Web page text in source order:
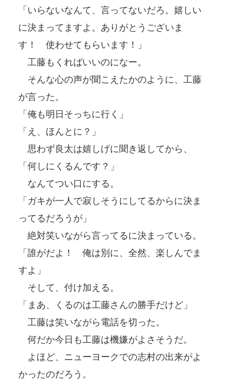
「いらないなんて、言ってないだろ。嬉しい
に決まってますよ。ありがとうございま
す！ 使わせてもらいます！」
工藤もくればいいのになー。
そんな心の声が聞こえたかのように、工藤
が言った。
「俺も明日そっちに行く」
「え、ほんとに？」
思わず良太は嬉しげに聞き返してから、
「何しにくるんです？」
なんてつい口にする。
「ガキが一人で寂しそうにしてるからに決ま
ってるだろうが」
絶対笑いながら言ってるに決まっている。
「誰がだよ！ 俺は別に、全然、楽しんでま
すよ」
そして、付け加える。
「まあ、くるのは工藤さんの勝手だけど」
工藤は笑いながら電話を切った。
何だか今日も工藤は機嫌がよさそうだ。
よほど、ニューヨークでの志村の出来がよ
かったのだろう。